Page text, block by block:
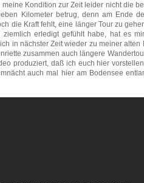
meine Kondition zur Zeit leider nicht die
Kilometer betrug, denn am Ende
die Kraft fehlt, eine länger Tour zu
erledigt gefühlt habe, hat es
in nächster Zeit wieder zu meiner alten
zusammen auch längere
produziert, daß ich euch hier
auch mal hier am Bodensee